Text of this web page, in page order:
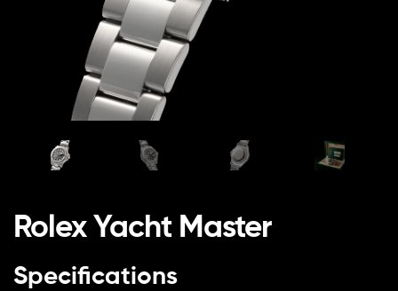
Rolex Yacht Master
Specifications